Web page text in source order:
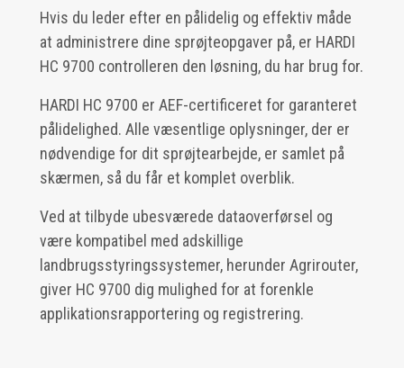
Hvis du leder efter en pålidelig og effektiv måde
at administrere dine sprøjteopgaver på, er HARDI
HC 9700 controlleren den løsning, du har brug for.
HARDI HC 9700 er AEF-certificeret for garanteret
pålidelighed. Alle væsentlige oplysninger, der er
nødvendige for dit sprøjtearbejde, er samlet på
skærmen, så du får et komplet overblik.
Ved at tilbyde ubesværede dataoverførsel og
være kompatibel med adskillige
landbrugsstyringssystemer, herunder Agrirouter,
giver HC 9700 dig mulighed for at forenkle
applikationsrapportering og registrering.